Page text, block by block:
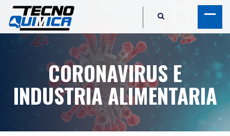
CORONAVIRUS E
INDUSTRIA ALIMENTARIA